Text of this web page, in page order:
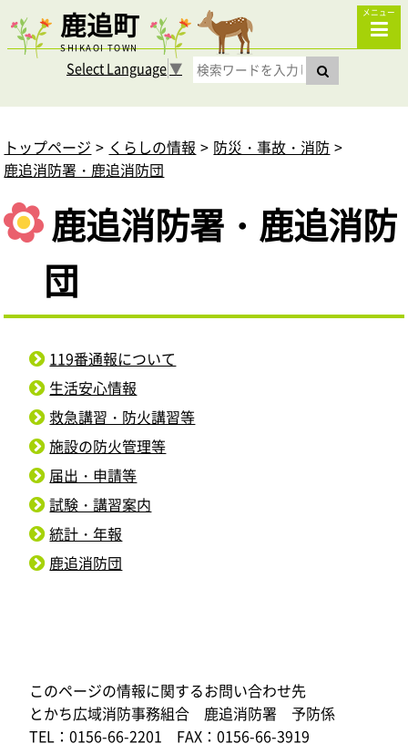
鹿追町
SHIKAOI TOWN
メニュー
Select Language▼
トップページ くらしの情報
防災・事故・消防
鹿追消防署・鹿追消防団
鹿追消防署・鹿追消防
団
119番通報について
生活安心情報
救急講習・防火講習等
施設の防火管理等
届出・申請等
試験・講習案内
統計・年報
鹿追消防団
このページの情報に関するお問い合わせ先
とかち広域消防事務組合 鹿追消防署 予防係
TEL：0156-66-2201 FAX：0156-66-3919